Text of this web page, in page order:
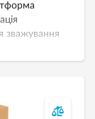
зважування
в тих місцях,